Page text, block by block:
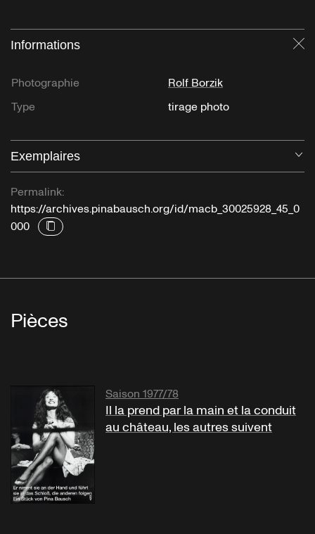
Informations
Photographie
Rolf Borzik
Type
tirage photo
Exemplaires
Permalink:
https://archives.pinabausch.org/id/macb_30025928_45_0
000
Pièces
Saison 1977/78
Il la prend par la main et la conduit
au château, les autres suivent